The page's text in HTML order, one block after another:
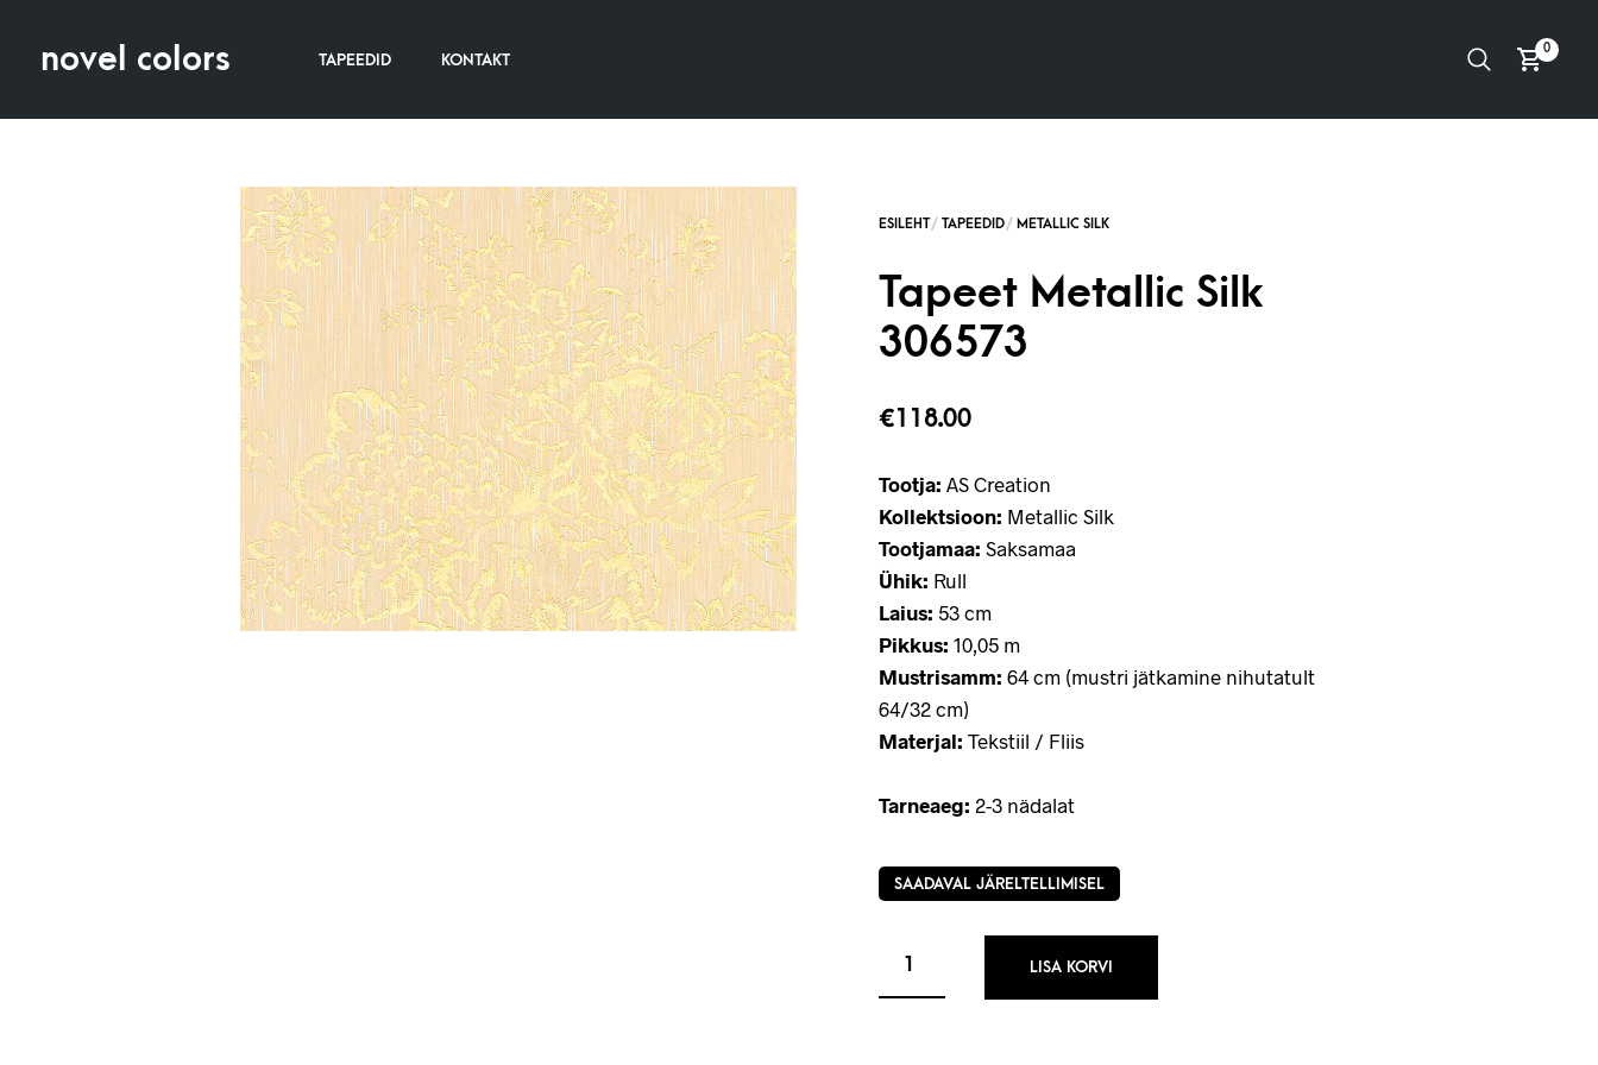
TAPEEDID KONTAKT
novel colors 0
Tapeet Metallic Silk
306573
€118.00
Tootja: AS Creation
Kollektsioon: Metallic Silk
Tootjamaa: Saksamaa
Ühik: Rull
Laius: 53 cm
Pikkus: 10,05 m
Mustrisamm: 64 cm (mustri jätkamine nihutatult
64/32 cm)
Materjal: Tekstiil / Fliis
Tarneaeg: 2-3 nädalat
SAADAVAL JÄRELTELLIMISEL
LISA KORVI